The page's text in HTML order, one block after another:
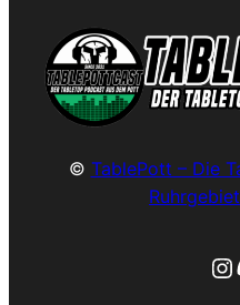
© TablePott – Die